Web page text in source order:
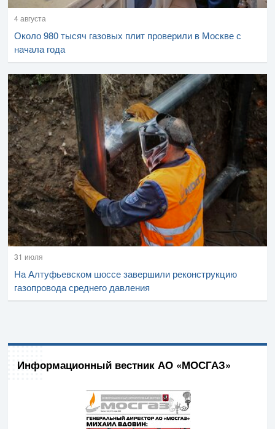
4 августа
Около 980 тысяч газовых плит проверили в Москве с
начала года
31 июля
На Алтуфьевском шоссе завершили реконструкцию
газопровода среднего давления
Информационный вестник АО «МОСГАЗ»